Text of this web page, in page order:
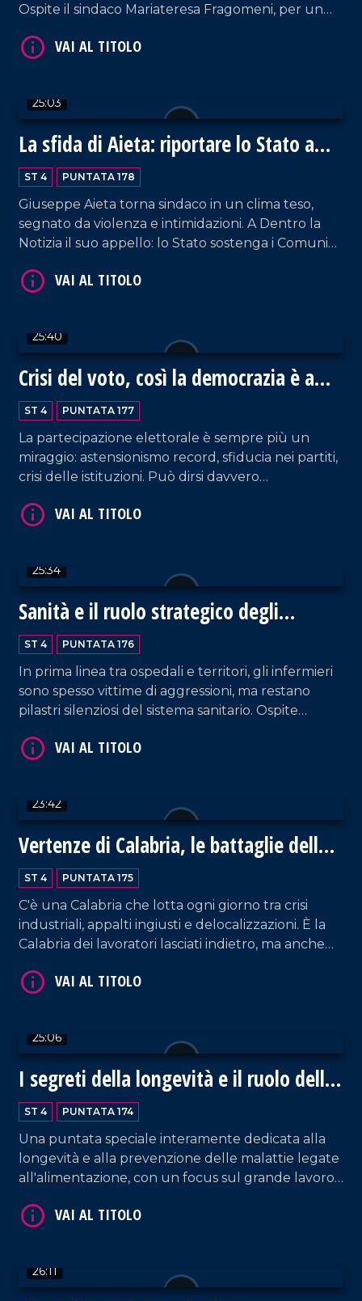
Ospite il sindaco Mariateresa Fragomeni, per un
dell'amministrazione comunale.
25:03
La sfida di Aieta: riportare lo Stato a
Cetraro
ST 4 PUNTATA 178
Giuseppe Aieta torna sindaco in un clima teso,
segnato da violenza e intimidazioni. A Dentro la
Notizia il suo appello: lo Stato sostenga i Comuni
25:40
Crisi del voto, così la democrazia è a
rischio
ST 4 PUNTATA 177
La partecipazione elettorale è sempre più un
miraggio: astensionismo record, sfiducia nei partiti,
crisi delle istituzioni. Può dirsi davvero
maggioranza dei cittadini diserta il voto? Ne
25:34
Sanità e il ruolo strategico degli
infermieri
ST 4 PUNTATA 176
In prima linea tra ospedali e territori, gli infermieri
sono spesso vittime di aggressioni, ma restano
pilastri silenziosi del sistema sanitario. Ospite
rilancio della professione, tra denunce e proposte
VAI AL TITOLO
23:42
Vertenze di Calabria, le battaglie della
Fiom CGIL
ST 4 PUNTATA 175
C'è una Calabria che lotta ogni giorno tra crisi
industriali, appalti ingiusti e delocalizzazioni. È la
Calabria dei lavoratori lasciati indietro, ma anche
competenze escluse e della ricerca precaria. Ne
VAI AL TITOLO
25:06
I segreti della longevità e il ruolo della
Calabria
ST 4 PUNTATA 174
Una puntata speciale interamente dedicata alla
longevità e alla prevenzione delle malattie legate
all'alimentazione, con un focus sul grande lavoro
dialogo a più voci con il professor Giuseppe
nostra Regione.
VAI AL TITOLO
26:11
VAI AL TITOLO
VAI AL TITOLO